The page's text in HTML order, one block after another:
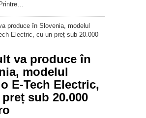
va produce în
modelul
E-Tech Electric,
sub 20.000